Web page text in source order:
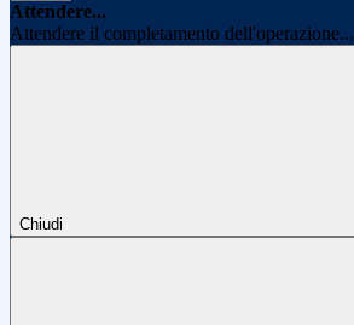
Attendere...
Attendere il completamento dell'operazione...
Chiudi